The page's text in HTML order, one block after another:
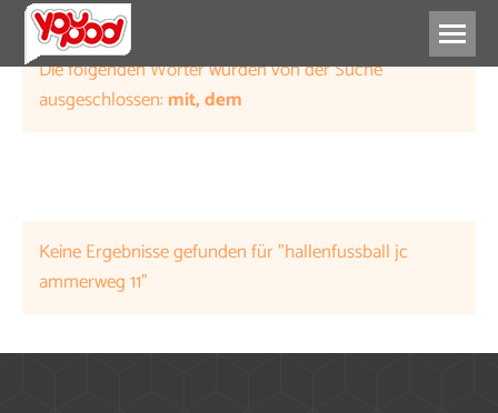
Die folgenden Wörter wurden von der Suche
ausgeschlossen:mit, dem
Keine Ergebnisse gefunden für "hallenfussball jc
ammerweg 11"